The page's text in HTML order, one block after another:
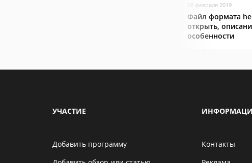
08 февраля 2019
Файл формата
открыть,
особенности
УЧАСТИЕ
Добавить программу
Контакты